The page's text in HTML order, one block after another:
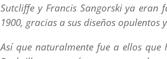
Sutcliffe y Francis Sangorski ya
1900, gracias a sus diseños opulentos
Así que naturalmente fue a ellos